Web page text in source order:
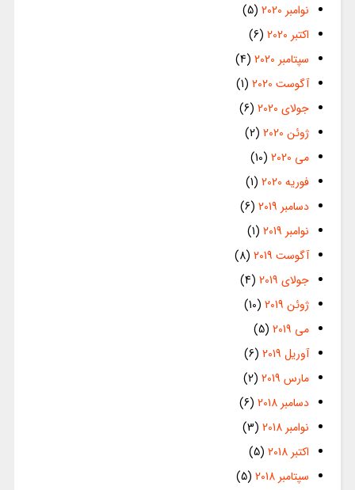
نوامبر 2020
(5)
اکتبر 2020
(6)
سپتامبر 2020
(4)
آگوست 2020
(1)
جولای 2020
(6)
ژوئن 2020
(2)
می 2020
(10)
فوریه 2020
(1)
دسامبر 2019
(6)
نوامبر 2019
(1)
آگوست 2019
(8)
جولای 2019
(4)
ژوئن 2019
(10)
می 2019
(5)
آوریل 2019
(6)
مارس 2019
(2)
دسامبر 2018
(6)
نوامبر 2018
(3)
اکتبر 2018
(5)
سپتامبر 2018
(5)